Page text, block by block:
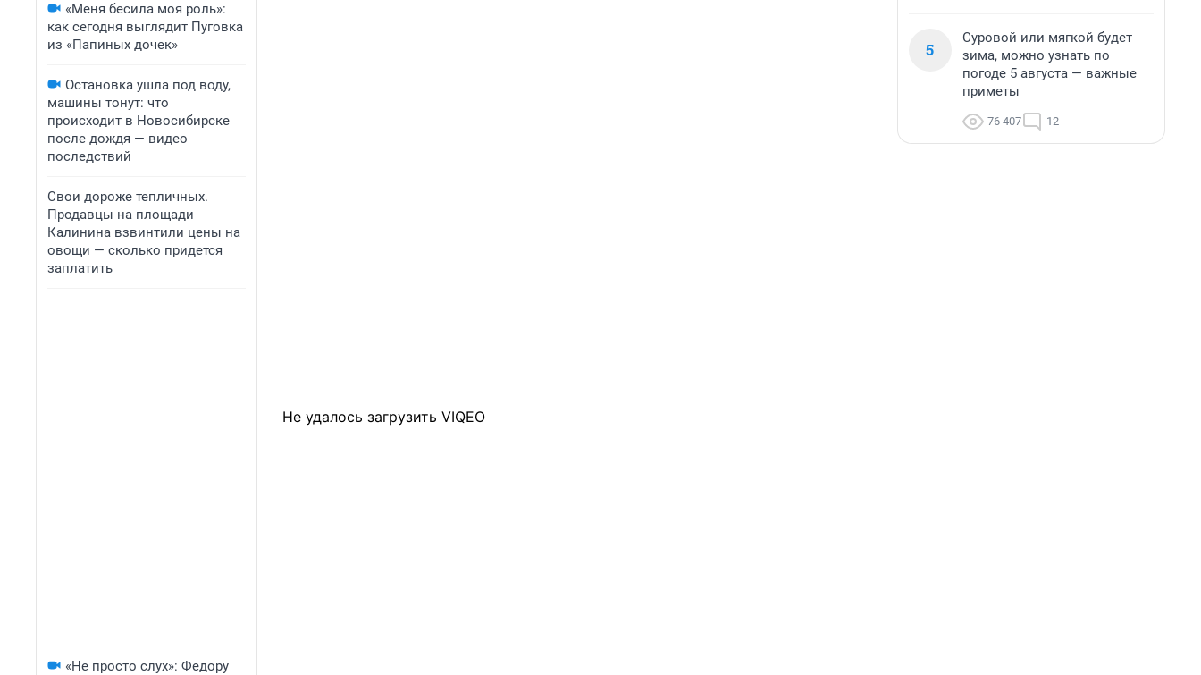
«Меня бесила моя роль»:
как сегодня выглядит Пуговка
из «Папиных дочек»
Остановка ушла под воду,
машины тонут: что
происходит в Новосибирске
после дождя — видео
последствий
Свои дороже тепличных.
Продавцы на площади
Калинина взвинтили цены на
овощи — сколько придется
заплатить
«Не просто слух»: Федору
Не удалось загрузить VIQEO
5
Суровой или мягкой будет
зима, можно узнать по
погоде 5 августа — важные
приметы
76 407 12